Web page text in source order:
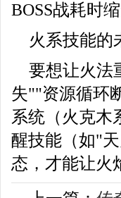
BOSS战耗时缩
火系技能的
要想让火法
失""资源循环
系统（火克木
醒技能（如"
态，才能让火